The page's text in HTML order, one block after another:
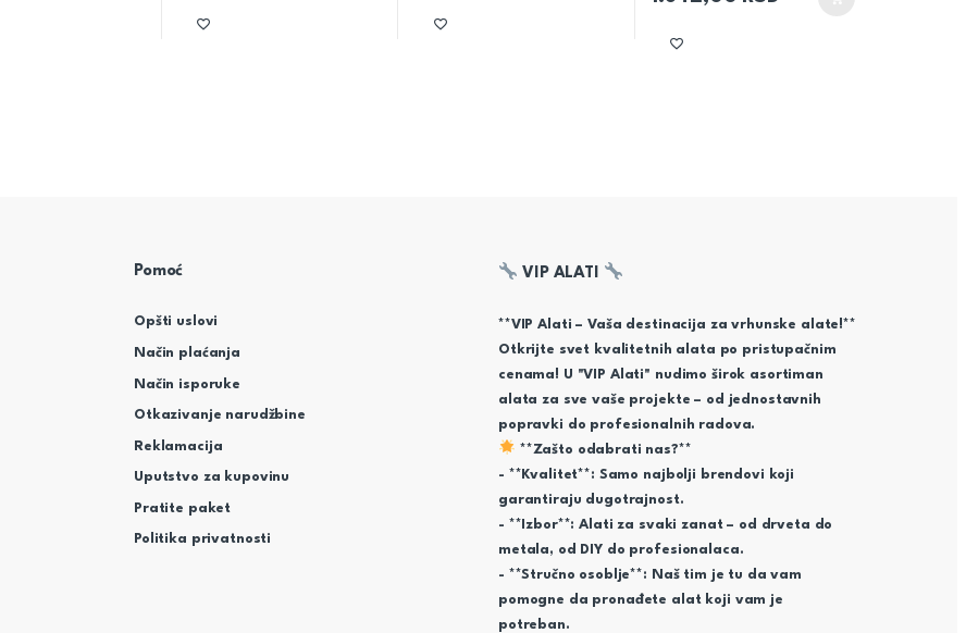
Pomoć
Opšti uslovi
Način plaćanja
Način isporuke
Otkazivanje narudžbine
Reklamacija
Uputstvo za kupovinu
Pratite paket
Politika privatnosti
VIP ALATI
**VIP Alati – Vaša destinacija za vrhunske alate!**
Otkrijte svet kvalitetnih alata po pristupačnim
cenama! U "VIP Alati" nudimo širok asortiman
alata za sve vaše projekte – od jednostavnih
popravki do profesionalnih radova.
**Zašto odabrati nas?**
- **Kvalitet**: Samo najbolji brendovi koji
garantiraju dugotrajnost.
- **Izbor**: Alati za svaki zanat – od drveta do
metala, od DIY do profesionalaca.
- **Stručno osoblje**: Naš tim je tu da vam
pomogne da pronađete alat koji vam je
potreban.